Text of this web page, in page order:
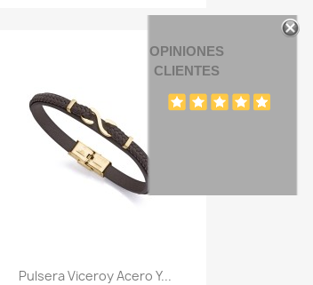
Vista rápida
Pulsera Viceroy Acero Y...
OPINIONES
CLIENTES